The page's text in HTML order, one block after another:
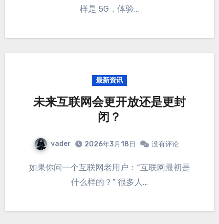
样是 5G，体验…
最新资讯
未来互联网会更开放还是更封
闭？
vader 2026年3月18日 没有评论
如果你问一个互联网老用户：“互联网最初是
什么样的？” 很多人…